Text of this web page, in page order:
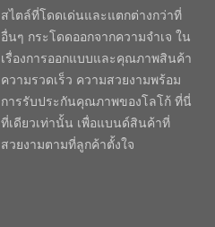
สไตล์ที่โดดเด่นและแตกต่างกว่าที่
อื่นๆ กระโดดออกจากความจำเจ ใน
เรื่องการออกแบบและคุณภาพสินค้า
ความรวดเร็ว ความสวยงามพร้อม
การรับประกันคุณภาพของโลโก้ ที่นี่
ที่เดียวเท่านั้น เพื่อแบนด์สินค้าที่
สวยงามตามที่ลูกค้าตั้งใจ